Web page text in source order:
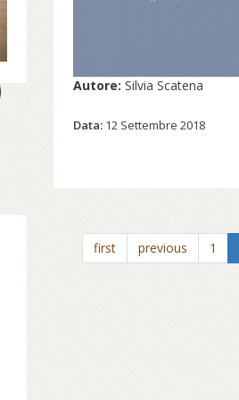
Autore:Silvia Scatena
Data: 12 Settembre 2018
first previous 1